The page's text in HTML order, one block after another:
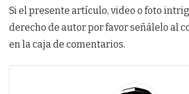
Si el presente artículo, video o foto
derecho de autor por favor señálelo al
en la caja de comentarios.